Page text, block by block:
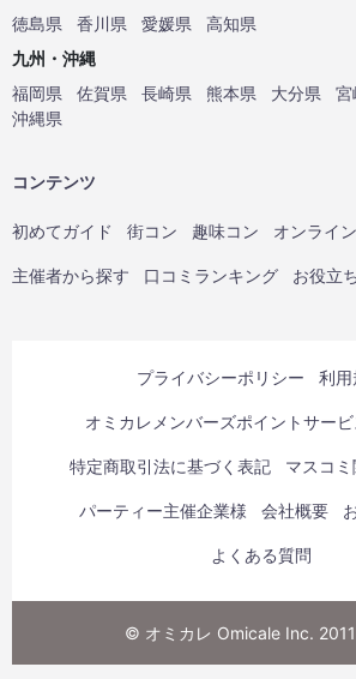
徳島県
香川県 愛媛県
高知県
九州・沖縄
福岡県
佐賀県 長崎県 熊本県 大分県 宮
沖縄県
コンテンツ
初めてガイド 街コン 趣味コン オンライン
主催者から探す 口コミランキング お役立
プライバシーポリシー 利用
オミカレメンバーズポイントサー
特定商取引法に基づく表記 マスコ
パーティー主催企業様 会社概要
よくある質問
© オミカレ Omicale Inc.